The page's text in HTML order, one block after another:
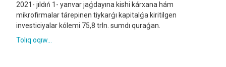
2021- jıldıń 1- yanvar jaǵdayına kishi kárxana hám
mikrofirmalar tárepinen tiykarǵı kapitalǵa kiritilgen
investiciyalar kólemi 75,8 trln. sumdı quraǵan.
Tolıq oqıw...